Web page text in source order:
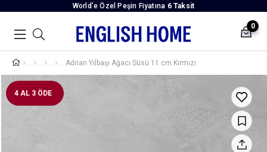
World’e Özel Peşin Fiyatına 6 Taksit
0
Adrian Yılbaşı Ağacı Süsü 11 cm Kırmızı
4 AL 3 ÖDE